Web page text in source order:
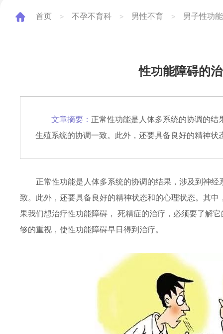
首页 > 不孕不育科 > 男性不育 > 男子性功
性功能障碍的
文章摘要： 正常性功能是人体多系统的协调的
生殖系统的协调一致。此外，还要具备良好的精神状
正常性功能是人体多系统的协调的结果，涉及到神
致。此外，还要具备良好的精神状态和的心理状态。其
果我们想治疗性功能障碍， 死精症的治疗，必须要了解
够的重视，使性功能障碍早日得到治疗。